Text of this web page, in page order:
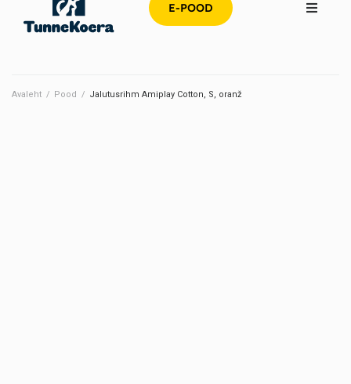
E-POOD
Avaleht / Pood / Jalutusrihm Amiplay Cotton, S, oranž